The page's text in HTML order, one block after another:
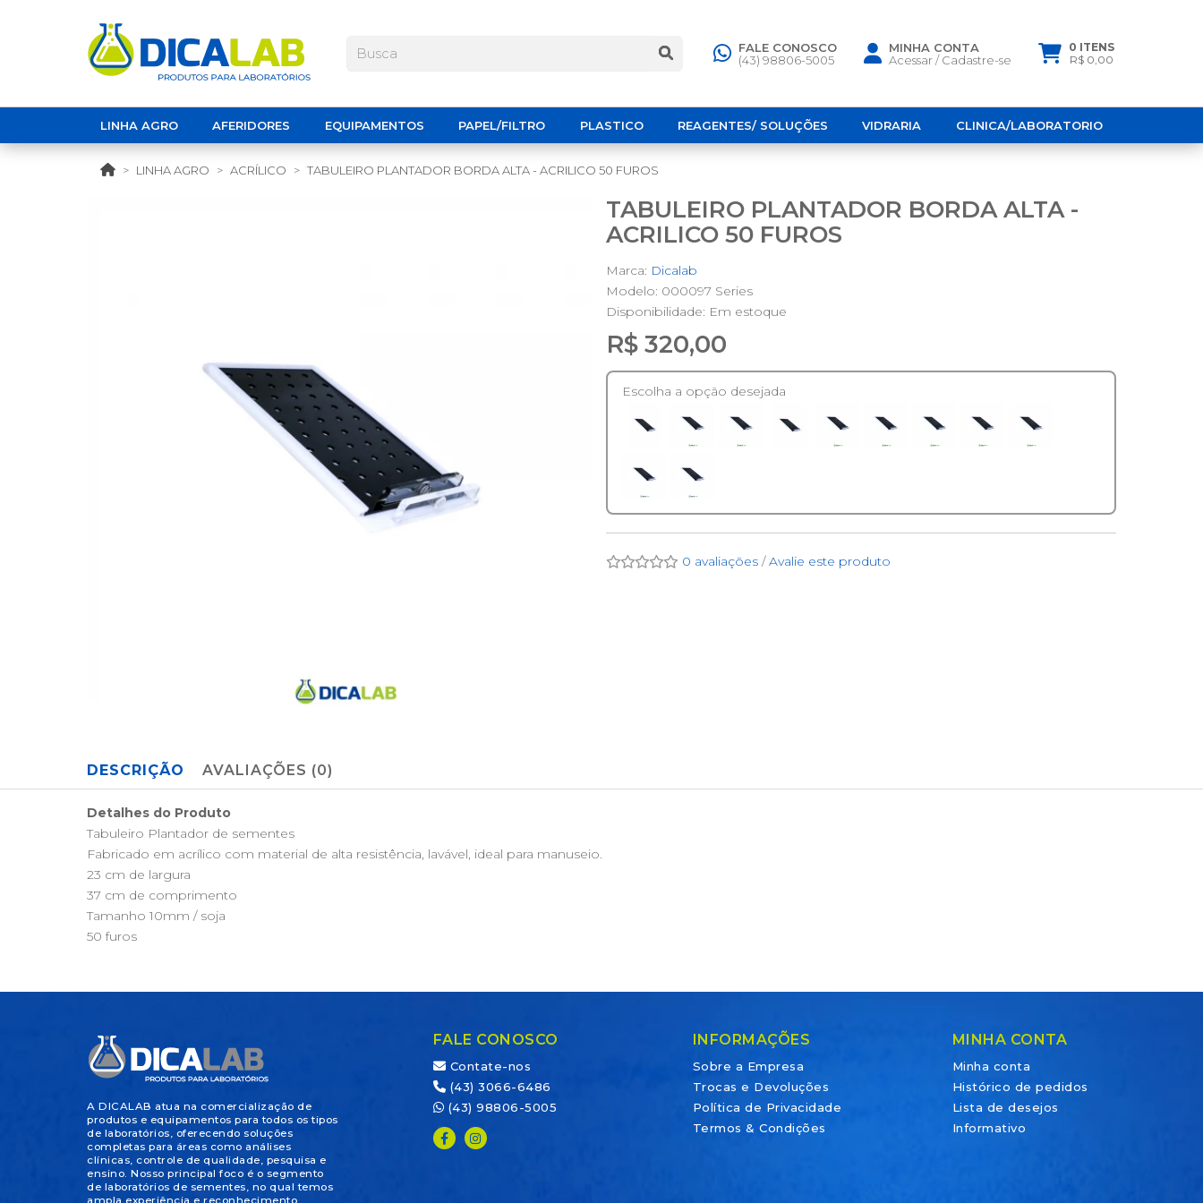
FALE CONOSCO
(43) 98806-5005
MINHA CONTA
Acessar/Cadastre-se
0 ITENS
R$ 0,00
LINHA AGRO AFERIDORES EQUIPAMENTOS PAPEL/FILTRO PLASTICO REAGENTES/ SOLUÇÕES VIDRARIA CLINICA/LABORATORIO
LINHA AGRO ACRÍLICO TABULEIRO PLANTADOR BORDA ALTA - ACRILICO 50 FUROS
TABULEIRO PLANTADOR BORDA ALTA -
ACRILICO 50 FUROS
Marca: Dicalab
Modelo: 000097 Series
Disponibilidade: Em estoque
R$ 320,00
Escolha a opção desejada
0 avaliações /Avalie este produto
DESCRIÇÃO AVALIAÇÕES (0)
Detalhes do Produto
Tabuleiro Plantador de sementes
Fabricado em acrílico com material de alta resistência, lavável, ideal para manuseio.
23 cm de largura
37 cm de comprimento
Tamanho 10mm / soja
50 furos
A DICALAB atua na comercialização de
produtos e equipamentos para todos os tipos
de laboratórios, oferecendo soluções
completas para áreas como análises
clínicas, controle de qualidade, pesquisa e
ensino. Nosso principal foco é o segmento
de laboratórios de sementes, no qual temos
ampla experiência e reconhecimento.
FALE CONOSCO
Contate-nos
(43) 3066-6486
(43) 98806-5005
INFORMAÇÕES
Sobre a Empresa
Trocas e Devoluções
Política de Privacidade
Termos & Condições
MINHA CONTA
Minha conta
Histórico de pedidos
Lista de desejos
Informativo